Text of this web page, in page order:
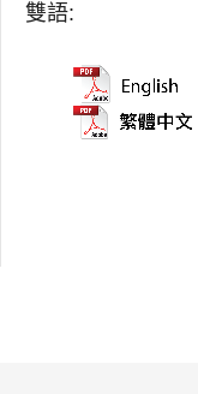
雙語: